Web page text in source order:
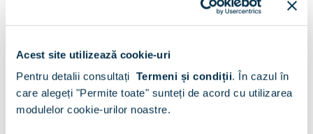
Acest site utilizează cookie-uri
Pentru detalii consultați Termeni și condiții. În cazul în
care alegeți "Permite toate" sunteți de acord cu utilizarea
modulelor cookie-urilor noastre.
Scrie un comentariu
Decor: Oak